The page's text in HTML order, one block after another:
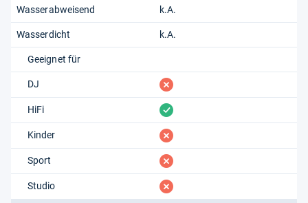
Wasserabweisend k.A.
Wasserdicht k.A.
Geeignet für
DJ fehlt
HiFi vorhanden
Kinder fehlt
Sport fehlt
Studio fehlt